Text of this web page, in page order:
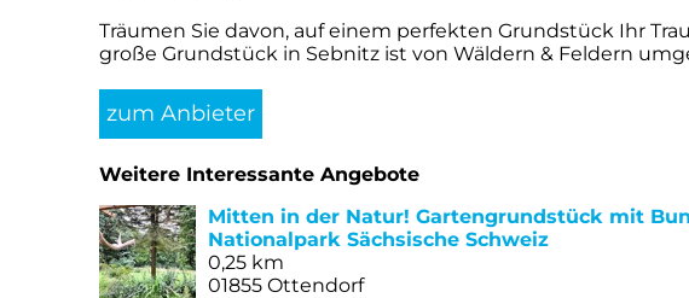
Träumen Sie davon, auf einem perfekten Grundstück Ihr
große Grundstück in Sebnitz ist von Wäldern & Feldern
zum Anbieter
Weitere Interessante Angebote
Mitten in der Natur! Gartengrundstück mit
Nationalpark Sächsische Schweiz
0,25 km
01855 Ottendorf